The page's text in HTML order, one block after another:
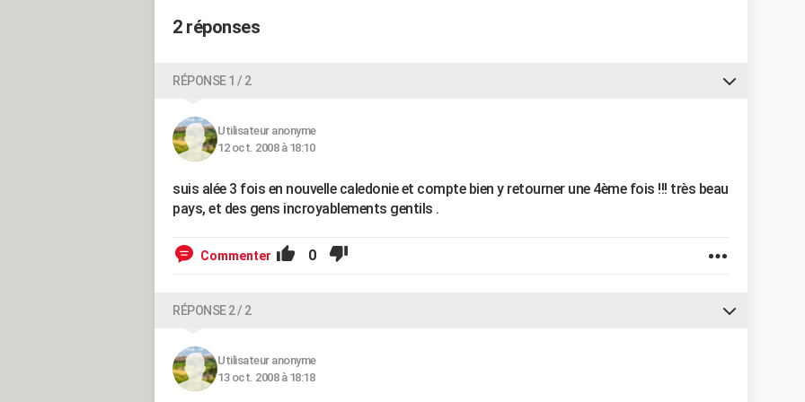
2 réponses
RÉPONSE 1 / 2
Utilisateur anonyme
12 oct. 2008 à 18:10
suis alée 3 fois en nouvelle caledonie et compte bien y retourner une 4ème fois !!! très beau
pays, et des gens incroyablements gentils .
Commenter 0
RÉPONSE 2 / 2
Utilisateur anonyme
13 oct. 2008 à 18:18